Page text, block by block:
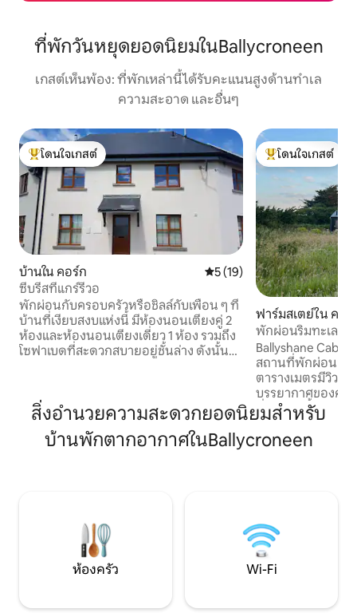
ที่พักวันหยุดยอดนิยมในBallycroneen
เกสต์เห็นพ้อง: ที่พักเหล่านี้ได้รับคะแนนสูงด้านทำเล
ความสะอาด และอื่นๆ
โดนใจเกสต์ที่สุด
โดนใจเกสต์
บ้านใน คอร์ก คะแนนเฉลี่ย 5 จาก 5, 19 รีวิว
5 (19)
ซีบรีสที่แกร์รีวอ
พักผ่อนกับครอบครัวหรือชิลล์กับเพื่อน ๆ ที่
บ้านที่เงียบสงบแห่งนี้ มีห้องนอนเตียงคู่ 2
ห้องและห้องนอนเตียงเดี่ยว 1 ห้อง รวมถึง
โซฟาเบดที่สะดวกสบายอยู่ชั้นล่าง ดังนั้นจึง
และห้องนั่งเล่นที่สะดวกสบาย มีโต๊ะทำงาน
ห้องน้ำ 2 ห้อง ห้องน้ำในตัว 1 ห้อง และ
ห้องน้ำชั้นล่าง ฉันมีเตียงเด็กอ่อนสำหรับ
เดินทาง เก้าอี้ทานอาหารสำหรับเด็ก และ
โดนใจเกสต์ที่สุด
โดนใจเกสต์
ฟาร์มสเตย์ใน คอร์
พักผ่อนริมทะเลพร้
Ballyshane Cabin
สถานที่พักผ่อนสุด
ตารางเมตรมีวิวท
บรรยากาศของคว
ที่พักแห่งนี้ได้รับก
ประกอบที่เหนือกว่
Panelling และกา
เงียบสงบเป็นสวร
แม้จะไม่เหมาะกับ
มีอายุ 12 ปีขึ้นไปก็
อบอุ่น
สิ่งอำนวยความสะดวกยอดนิยมสำหรับ
บ้านพักตากอากาศในBallycroneen
ห้องครัว Wi-Fi